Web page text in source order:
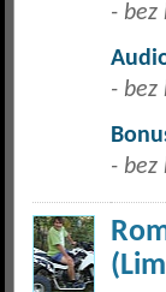
- bez
- bez
- bez